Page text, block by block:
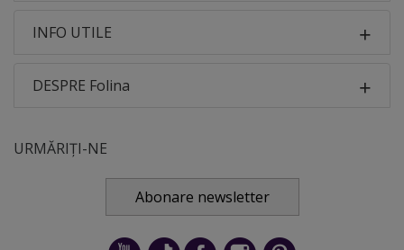
INFO UTILE
DESPRE Folina
URMĂRIȚI-NE
Abonare newsletter